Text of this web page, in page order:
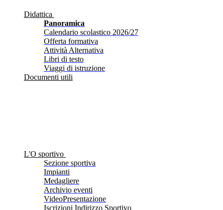
Didattica
Panoramica
Calendario scolastico 2026/27
Offerta formativa
Attività Alternativa
Libri di testo
Viaggi di istruzione
Documenti utili
L'O sportivo
Sezione sportiva
Impianti
Medagliere
Archivio eventi
VideoPresentazione
Iscrizioni Indirizzo Sportivo